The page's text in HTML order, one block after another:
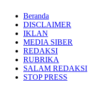
Beranda
DISCLAIMER
IKLAN
MEDIA SIBER
REDAKSI
RUBRIKA
SALAM REDAKSI
STOP PRESS